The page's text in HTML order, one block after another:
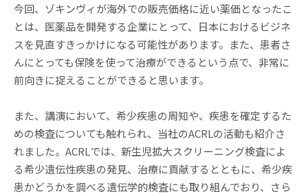
今回、ゾキンヴィが海外での販売価格に近い薬価となったこ
とは、医薬品を開発する企業にとって、日本におけるビジネ
スを見直すきっかけになる可能性があります。また、患者さ
んにとっても保険を使って治療ができるという点で、非常に
前向きに捉えることができると思います。
また、講演において、希少疾患の周知や、疾患を確定するた
めの検査についても触れられ、当社のACRLの活動も紹介さ
れました。ACRLでは、新生児拡大スクリーニング検査によ
る希少遺伝性疾患の発見、治療に貢献するとともに、希少疾
患かどうかを調べる遺伝学的検査にも取り組んでおり、さら